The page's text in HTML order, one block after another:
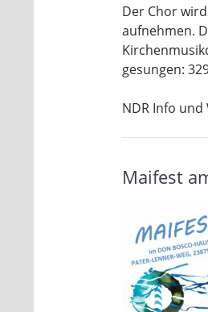
Der Chor
aufnehmen.
gesungen:
NDR Info
Maifest